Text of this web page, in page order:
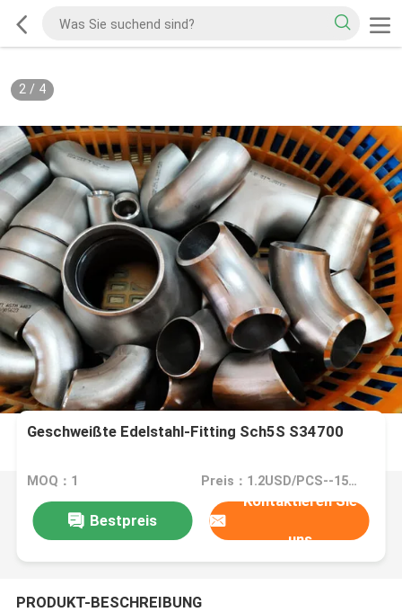
2/ 4
Geschweißte Edelstahl-Fitting Sch5S S34700
MOQ：1 Preis：1.2USD/PCS--15000/PCS
Bestpreis
Kontaktieren Sie
uns
PRODUKT-BESCHREIBUNG